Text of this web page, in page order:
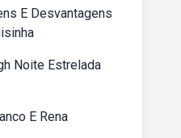
E Desvantagens
Noite Estrelada
E Rena